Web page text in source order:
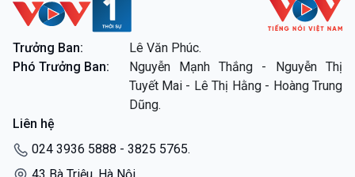
VOV1 đặc biệt
Thanh âm ký sự
Chân dung cuộc sống
Các chương trình đặc biệt
Trưởng Ban:
Lê Văn Phúc.
Phó Trưởng Ban:
Nguyễn Mạnh Thắng - Nguyễn Thị
Tuyết Mai - Lê Thị Hằng - Hoàng Trung
Dũng.
Liên hệ
024 3936 5888 - 3825 5765.